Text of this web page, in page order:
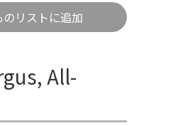
リストに追加
All-